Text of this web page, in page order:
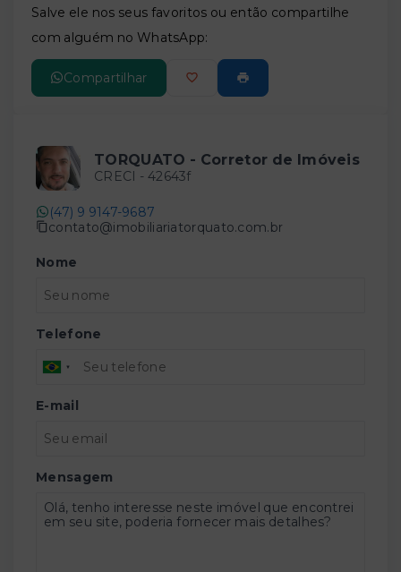
Salve ele nos seus favoritos ou então compartilhe
com alguém no WhatsApp:
Compartilhar
TORQUATO - Corretor de Imóveis
CRECI - 42643f
(47) 9 9147-9687
contato@imobiliariatorquato.com.br
Nome
Telefone
E-mail
Mensagem